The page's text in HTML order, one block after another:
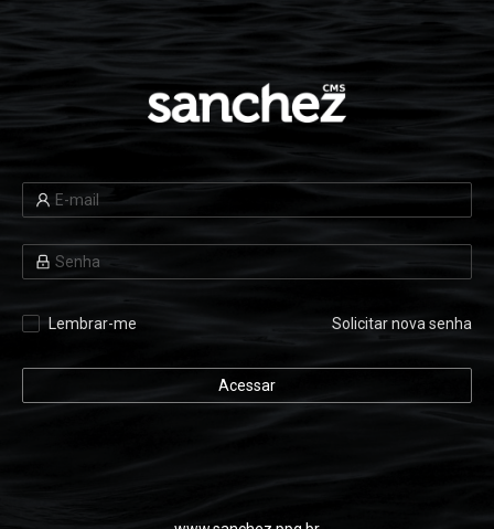
Lembrar-me Solicitar nova senha
Acessar